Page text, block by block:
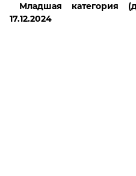
Младшая категория
17.12.2024